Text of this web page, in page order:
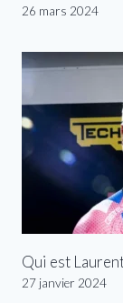
26 mars 2024
Qui est
27 janvier 2024